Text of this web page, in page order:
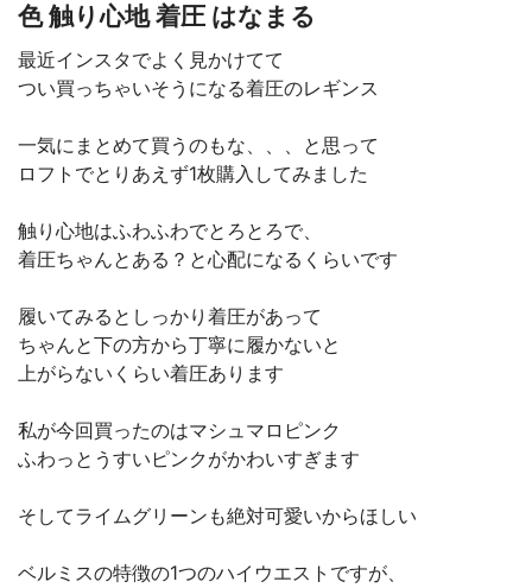
色 触り心地 着圧 はなまる
最近インスタでよく見かけてて
つい買っちゃいそうになる着圧のレギンス
一気にまとめて買うのもな、、、と思って
ロフトでとりあえず1枚購入してみました
触り心地はふわふわでとろとろで、
着圧ちゃんとある？と心配になるくらいです
履いてみるとしっかり着圧があって
ちゃんと下の方から丁寧に履かないと
上がらないくらい着圧あります
私が今回買ったのはマシュマロピンク
ふわっとうすいピンクがかわいすぎます
そしてライムグリーンも絶対可愛いからほしい
ベルミスの特徴の1つのハイウエストですが、